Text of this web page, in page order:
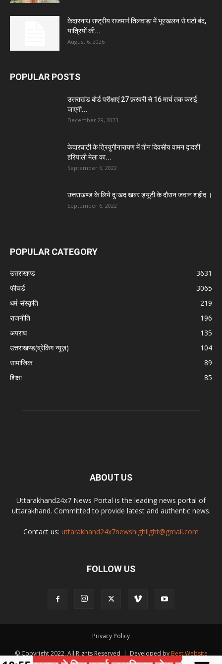
केदारनाथ राष्ट्रीय राजमार्ग तिलवाड़ा में भूस्खलन से घंटों बंद,
यात्रियों की...
August 6, 2026
POPULAR POSTS
उत्तराखंड बोर्ड परीक्षाएं 27 फ़रवरी से 16 मार्च तक कराई
जाएगी...
December 29, 2023
केदारघाटी के त्रियुगीनारायण में तीन दिवसीय वामन द्वादशी
हरियाली मेला का...
September 6, 2022
उत्तराखण्ड के लिये दुःखद खबर ड्यूटी के दौरान जवान शहीद ।
September 6, 2022
POPULAR CATEGORY
उत्तराखण्ड
3631
फीचर्ड
3065
धर्म-संस्कृति
219
राजनीति
196
अपराध
135
उत्तराखण्ड(ब्रेकिंग न्यूज़)
104
सामाजिक
89
शिक्षा
85
ABOUT US
Uttarakhand24x7 News Portal is the leading news portal of
uttarakhand. Committed to provide latest and authentic news.
Contact us: uttarakhand24x7newshighlight@gmail.com
FOLLOW US
Privacy Policy
© Copyright 2022, All Rights Reserved | Developed by Best Website